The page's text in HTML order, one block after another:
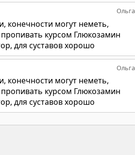
Ольга
могут неметь,
курсом Глюкозамин
для суставов хорошо
Ольга
могут неметь,
курсом Глюкозамин
для суставов хорошо